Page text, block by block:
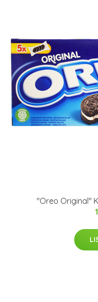
"Oreo Original"